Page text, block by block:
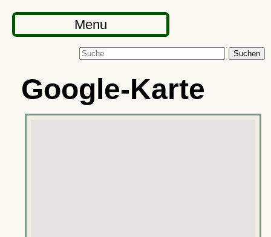
Menu
Suchen
Google-Karte